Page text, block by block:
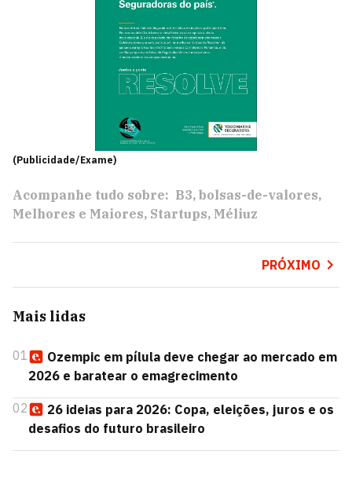
(Publicidade/Exame)
Acompanhe tudo sobre: B3 bolsas-de-valores
Melhores e Maiores Startups Méliuz
PRÓXIMO
Mais lidas
01
Ozempic em pílula deve chegar ao mercado em
2026 e baratear o emagrecimento
02
26 ideias para 2026: Copa, eleições, juros e os
desafios do futuro brasileiro